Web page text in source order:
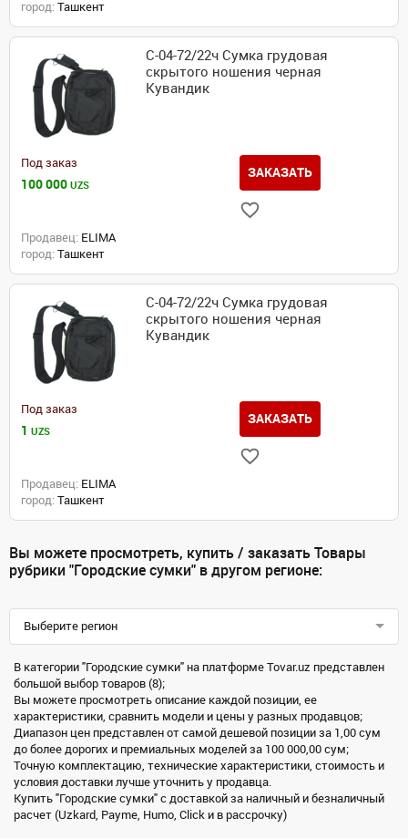
город: Ташкент
С-04-72/22ч Сумка грудовая
скрытого ношения черная
Кувандик
Под заказ
100 000 UZS
ЗАКАЗАТЬ
Продавец: ELIMA
город: Ташкент
С-04-72/22ч Сумка грудовая
скрытого ношения черная
Кувандик
Под заказ
1 UZS
ЗАКАЗАТЬ
Продавец: ELIMA
город: Ташкент
Вы можете просмотреть, купить / заказать Товары
рубрики "Городские сумки" в другом регионе:
Выберите регион
В категории "Городские сумки" на платформе Tovar.uz представлен
большой выбор товаров (8);
Вы можете просмотреть описание каждой позиции, ее
характеристики, сравнить модели и цены у разных продавцов;
Диапазон цен представлен от самой дешевой позиции за 1,00 сум
до более дорогих и премиальных моделей за 100 000,00 сум;
Точную комплектацию, технические характеристики, стоимость и
условия доставки лучше уточнить у продавца.
Купить "Городские сумки" с доставкой за наличный и безналичный
расчет (Uzkard, Payme, Humo, Click и в рассрочку)